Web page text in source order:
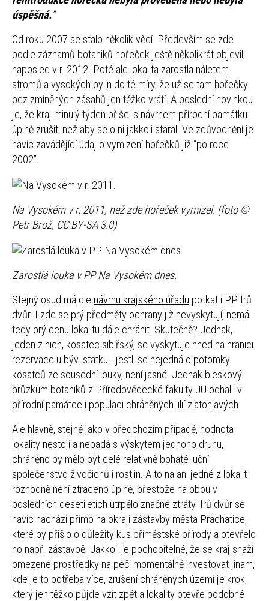
úspěšná.”
Od roku 2007 se stalo několik věcí. Především se zde
podle záznamů botaniků hořeček ještě několikrát objevil,
naposled v r. 2012. Poté ale lokalita zarostla náletem
stromů a vysokých bylin do té míry, že už se tam hořečky
bez zmíněných zásahů jen těžko vrátí. A poslední novinkou
je, že kraj minulý týden přišel s návrhem přírodní památku
úplně zrušit, než aby se o ni jakkoli staral. Ve zdůvodnění je
navíc zavádějící údaj o vymizení hořečků již “po roce
2002”.
Na Vysokém v r. 2011, než zde hořeček vymizel. (foto ©
Petr Brož, CC BY-SA 3.0)
Zarostlá louka v PP Na Vysokém dnes.
Stejný osud má dle návrhu krajského úřadu potkat i PP Irů
dvůr. I zde se prý předměty ochrany již nevyskytují, nemá
tedy prý cenu lokalitu dále chránit. Skutečně? Jednak,
jeden z nich, kosatec sibiřský, se vyskytuje hned na hranici
rezervace u býv. statku - jestli se nejedná o potomky
kosatců ze sousední louky, není jasné. Jednak bleskový
průzkum botaniků z Přírodovědecké fakulty JU odhalil v
přírodní památce i populaci chráněných lilií zlatohlavých.
Ale hlavně, stejně jako v předchozím případě, hodnota
lokality nestojí a nepadá s výskytem jednoho druhu,
chráněno by mělo být celé relativně bohaté luční
společenstvo živočichů i rostlin. A to na ani jedné z lokalit
rozhodně není ztraceno úplně, přestože na obou v
posledních desetiletích utrpělo značné ztráty. Irů dvůr se
navíc nachází přímo na okraji zástavby města Prachatice,
které by přišlo o důležitý kus příměstské přírody a otevřelo
ho např. zástavbě. Jakkoli je pochopitelné, že se kraj snaží
omezené prostředky na péči momentálně investovat jinam,
kde je to potřeba více, zrušení chráněných území je krok,
který jen těžko půjde vzít zpět a lokality otevře podobné